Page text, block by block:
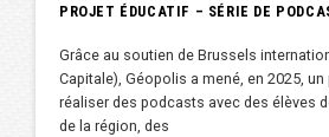
PROJET ÉDUCATIF – SÉRIE DE
Grâce au soutien de Brussels
Capitale), Géopolis a mené, en 2025,
réaliser des podcasts avec des élèves
de la région, des